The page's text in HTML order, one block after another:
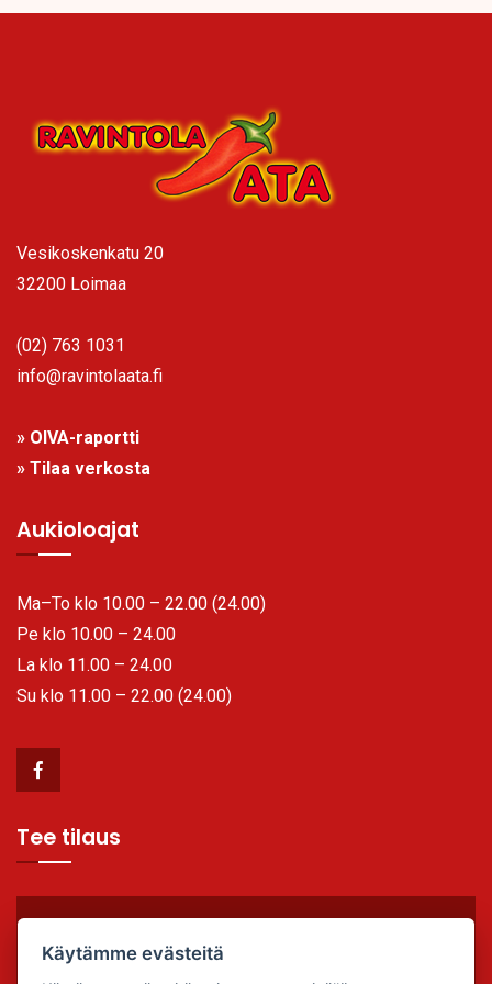
Vesikoskenkatu 20
32200 Loimaa
(02) 763 1031
info@ravintolaata.fi
» OIVA-raportti
» Tilaa verkosta
Aukioloajat
Ma–To klo 10.00 – 22.00 (24.00)
Pe klo 10.00 – 24.00
La klo 11.00 – 24.00
Su klo 11.00 – 22.00 (24.00)
Tee tilaus
Käytämme evästeitä